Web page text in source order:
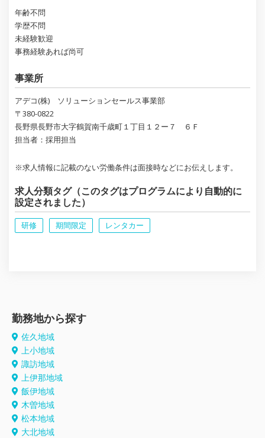
年齢不問
学歴不問
未経験歓迎
事務経験あれば尚可
事業所
アデコ(株) ソリューションセールス事業部
〒380-0822
長野県長野市大字鶴賀南千歳町１丁目１２ー７ ６Ｆ
担当者：採用担当
※求人情報に記載のない労働条件は面接時などにお伝えします。
求人分類タグ（このタグはプログラムにより自動的に
設定されました）
研修 期間限定 レンタカー
勤務地から探す
佐久地域
上小地域
諏訪地域
上伊那地域
飯伊地域
木曽地域
松本地域
大北地域